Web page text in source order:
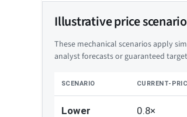
Illustrative price
These mechanical scenarios apply
analyst forecasts or guaranteed
SCENARIO CURRENT-
Lower 0.8×